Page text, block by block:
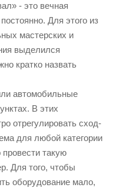
- это вечная
Для этого из
мастерских и
выделился
кратко назвать
автомобильные
В этих
отрегулировать сход-
для любой категории
такую
Для того, чтобы
оборудование мало,